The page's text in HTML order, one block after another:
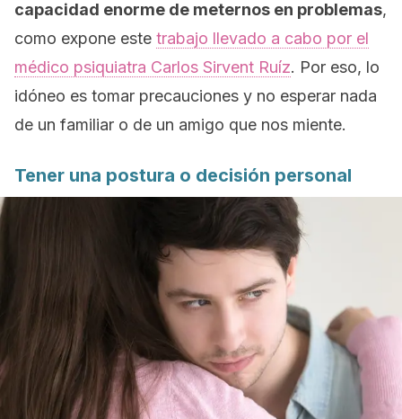
capacidad enorme de meternos en problemas,
como expone este trabajo llevado a cabo por el
médico psiquiatra Carlos Sirvent Ruíz. Por eso, lo
idóneo es tomar precauciones y no esperar nada
de un familiar o de un amigo que nos miente.
Tener una postura o decisión personal